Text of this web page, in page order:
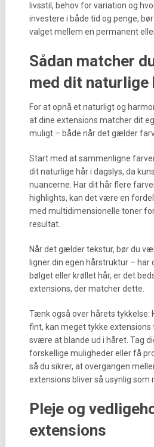
livsstil, behov for variation og
investere i både tid og penge,
valget mellem en permanent
Sådan matcher
med dit naturlige
For at opnå et naturligt og
at dine extensions matcher dit
muligt – både når det gælder
Start med at sammenligne
dit naturlige hår i dagslys, da
nuancerne. Har dit hår flere
highlights, kan det være en
med multidimensionelle toner
resultat.
Når det gælder tekstur, bør du
ligner din egen hårstruktur – har
bølget eller krøllet hår, er det
extensions, der matcher dette.
Tænk også over hårets tykkelse:
fint, kan meget tykke
svære at blande ud i håret. Tag
forskellige muligheder eller få
så du sikrer, at overgangen
extensions bliver så usynlig som
Pleje og
extensions